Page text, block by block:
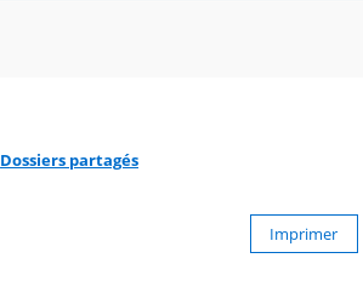
Dossiers partagés
Imprimer